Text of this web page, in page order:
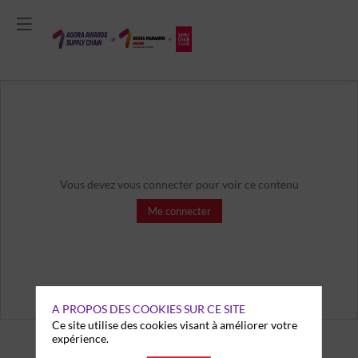
Vous devez vous connecter pour voir ce contenu
Me connecter
A PROPOS DES COOKIES SUR CE SITE
Ce site utilise des cookies visant à améliorer votre
expérience.